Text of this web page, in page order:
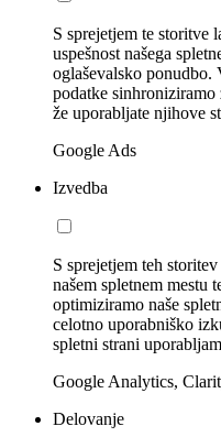
S sprejetjem te storitve
uspešnost našega
oglaševalsko ponudbo.
podatke
že uporabljate njihove
Google Ads
Izvedba
S sprejetjem teh
našem spletnem mestu
optimiziramo naše
celotno uporabniško
spletni strani
Google Analytics,
Delovanje